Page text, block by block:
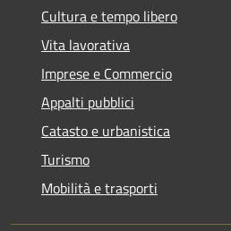
Cultura e tempo libero
Vita lavorativa
Imprese e Commercio
Appalti pubblici
Catasto e urbanistica
Turismo
Mobilità e trasporti